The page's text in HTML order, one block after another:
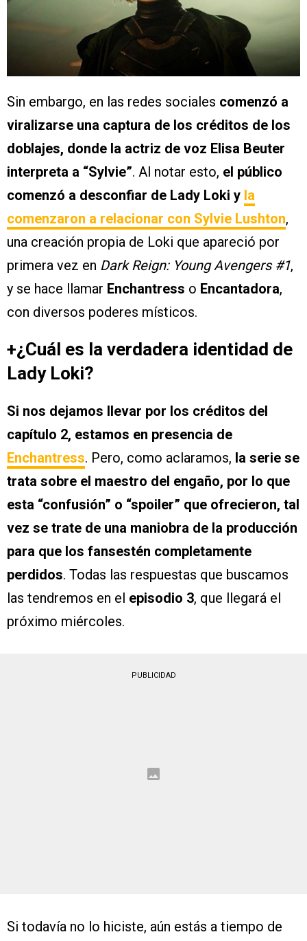
Sin embargo, en las redes sociales comenzó a
viralizarse una captura de los créditos de los
doblajes, donde la actriz de voz Elisa Beuter
interpreta a “Sylvie”. Al notar esto, el público
comenzó a desconfiar de Lady Loki y la
comenzaron a relacionar con Sylvie Lushton,
una creación propia de Loki que apareció por
primera vez en Dark Reign: Young Avengers #1,
y se hace llamar Enchantress o Encantadora,
con diversos poderes místicos.
+¿Cuál es la verdadera identidad de
Lady Loki?
Si nos dejamos llevar por los créditos del
capítulo 2, estamos en presencia de
Enchantress. Pero, como aclaramos, la serie se
trata sobre el maestro del engaño, por lo que
esta “confusión” o “spoiler” que ofrecieron, tal
vez se trate de una maniobra de la producción
para que los fansestén completamente
perdidos. Todas las respuestas que buscamos
las tendremos en el episodio 3, que llegará el
próximo miércoles.
PUBLICIDAD
Si todavía no lo hiciste, aún estás a tiempo de